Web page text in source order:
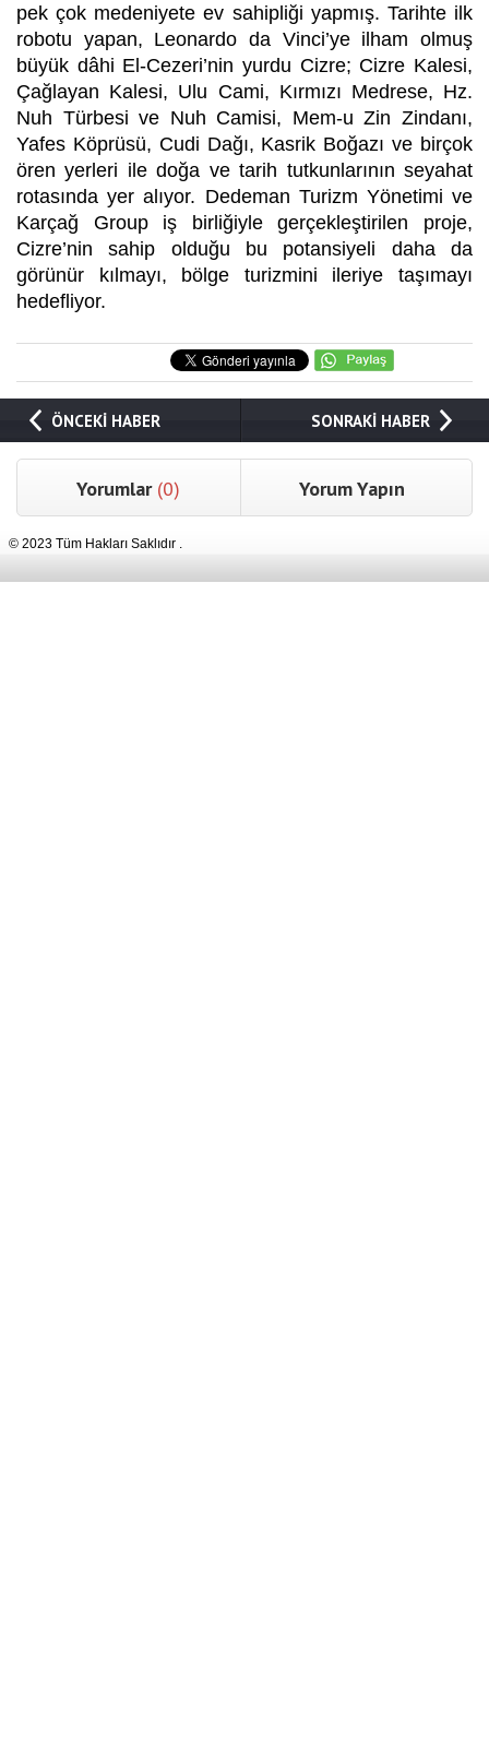
pek çok medeniyete ev sahipliği yapmış. Tarihte ilk
robotu yapan, Leonardo da Vinci’ye ilham olmuş
büyük dâhi El-Cezeri’nin yurdu Cizre; Cizre Kalesi,
Çağlayan Kalesi, Ulu Cami, Kırmızı Medrese, Hz.
Nuh Türbesi ve Nuh Camisi, Mem-u Zin Zindanı,
Yafes Köprüsü, Cudi Dağı, Kasrik Boğazı ve birçok
ören yerleri ile doğa ve tarih tutkunlarının seyahat
rotasında yer alıyor. Dedeman Turizm Yönetimi ve
Karçağ Group iş birliğiyle gerçekleştirilen proje,
Cizre’nin sahip olduğu bu potansiyeli daha da
görünür kılmayı, bölge turizmini ileriye taşımayı
hedefliyor.
ÖNCEKİ HABER SONRAKİ HABER
Yorumlar (0) Yorum Yapın
© 2023 Tüm Hakları Saklıdır .